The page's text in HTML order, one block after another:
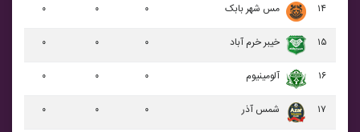
۱۴ مس شهر بابک ۰ ۰ ۰
۱۵ خيبر خرم آباد ۰ ۰ ۰
۱۶ آلومينيوم ۰ ۰ ۰
۱۷ شمس آذر ۰ ۰ ۰